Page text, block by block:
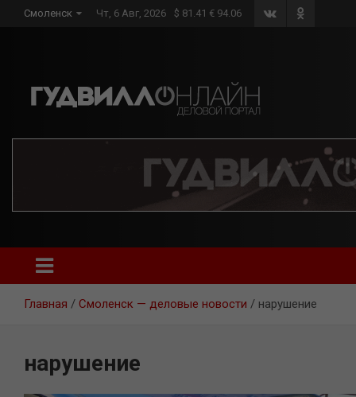
Смоленск Чт, 6 Авг, 2026 $ 81.41 € 94.06
Главная Смоленск — деловые новости нарушение
нарушение